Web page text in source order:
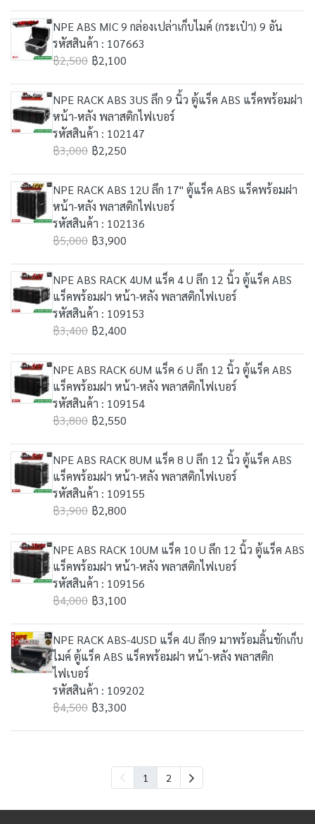
NPE ABS MIC 9 กล่องเปล่าเก็บไมค์ (กระเป๋า) 9 อัน
รหัสสินค้า : 107663
฿2,500 ฿2,100
NPE RACK ABS 3US ลึก 9 นิ้ว ตู้แร็ค ABS แร็คพร้อมฝา
หน้า-หลัง พลาสติกไฟเบอร์
รหัสสินค้า : 102147
฿3,000 ฿2,250
NPE RACK ABS 12U ลึก 17" ตู้แร็ค ABS แร็คพร้อมฝา
หน้า-หลัง พลาสติกไฟเบอร์
รหัสสินค้า : 102136
฿5,000 ฿3,900
NPE ABS RACK 4UM แร็ค 4 U ลึก 12 นิ้ว ตู้แร็ค ABS
แร็คพร้อมฝา หน้า-หลัง พลาสติกไฟเบอร์
รหัสสินค้า : 109153
฿3,400 ฿2,400
NPE ABS RACK 6UM แร็ค 6 U ลึก 12 นิ้ว ตู้แร็ค ABS
แร็คพร้อมฝา หน้า-หลัง พลาสติกไฟเบอร์
รหัสสินค้า : 109154
฿3,800 ฿2,550
NPE ABS RACK 8UM แร็ค 8 U ลึก 12 นิ้ว ตู้แร็ค ABS
แร็คพร้อมฝา หน้า-หลัง พลาสติกไฟเบอร์
รหัสสินค้า : 109155
฿3,900 ฿2,800
NPE ABS RACK 10UM แร็ค 10 U ลึก 12 นิ้ว ตู้แร็ค ABS
แร็คพร้อมฝา หน้า-หลัง พลาสติกไฟเบอร์
รหัสสินค้า : 109156
฿4,000 ฿3,100
NPE RACK ABS-4USD แร็ค 4U ลึก9 มาพร้อมลิ้นชักเก็บ
ไมค์ ตู้แร็ค ABS แร็คพร้อมฝา หน้า-หลัง พลาสติก
ไฟเบอร์
รหัสสินค้า : 109202
฿4,500 ฿3,300
1 2